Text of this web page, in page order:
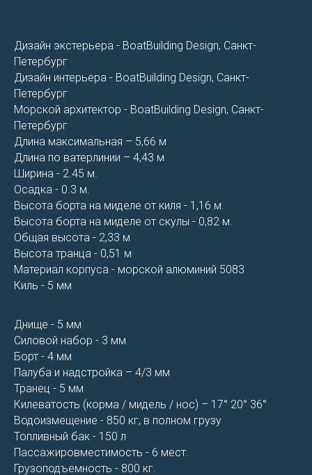
Дизайн экстерьера - BoatBuilding Design, Санкт-
Петербург
Дизайн интерьера - BoatBuilding Design, Санкт-
Петербург
Морской архитектор - BoatBuilding Design, Санкт-
Петербург
Длина максимальная – 5,66 м
Длина по ватерлинии – 4,43 м
Ширина - 2.45 м.
Осадка - 0.3 м.
Высота борта на миделе от киля - 1,16 м.
Высота борта на миделе от скулы - 0,82 м.
Общая высота - 2,33 м
Высота транца - 0,51 м
Материал корпуса - морской алюминий 5083
Киль - 5 мм
Днище - 5 мм
Силовой набор - 3 мм
Борт - 4 мм
Палуба и надстройка – 4/3 мм
Транец - 5 мм
Килеватость (корма / мидель / нос) – 17° 20° 36°
Водоизмещение - 850 кг, в полном грузу
Топливный бак - 150 л
Пассажировместимость - 6 мест.
Грузоподъемность - 800 кг.